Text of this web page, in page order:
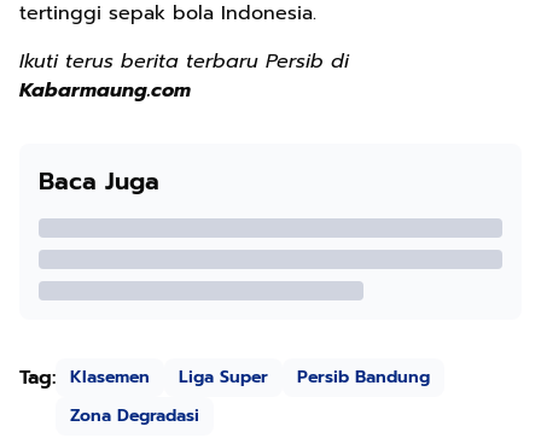
tertinggi sepak bola Indonesia.
Ikuti terus berita terbaru Persib di
Kabarmaung.com
Baca Juga
Tag: Klasemen Liga Super
Persib Bandung
Zona Degradasi